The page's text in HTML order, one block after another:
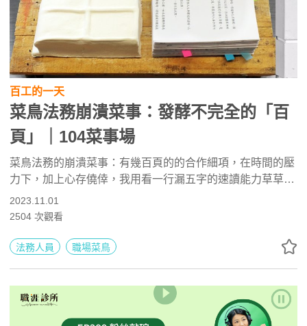
百工的一天
菜鳥法務崩潰菜事：發酵不完全的「百
頁」｜104菜事場
菜鳥法務的崩潰菜事：有幾百頁的的合作細項，在時間的壓
力下，加上心存僥倖，我用看一行漏五字的速讀能力草草簽
核出去。事後才發現…【104菜事場】崩潰開張，向新手村
的自己致敬！
2023.11.01
2504 次觀看
法務人員 職場菜鳥